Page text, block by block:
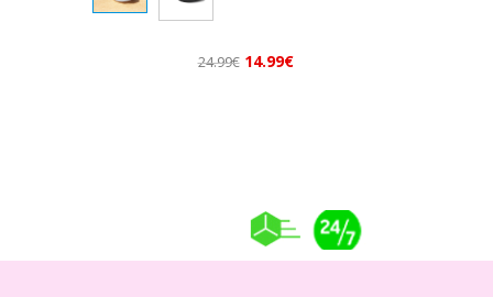
24.99€ 14.99€